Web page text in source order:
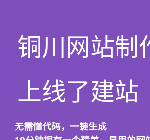
铜川网站制
上线了建站
无需懂代码， 一键生成